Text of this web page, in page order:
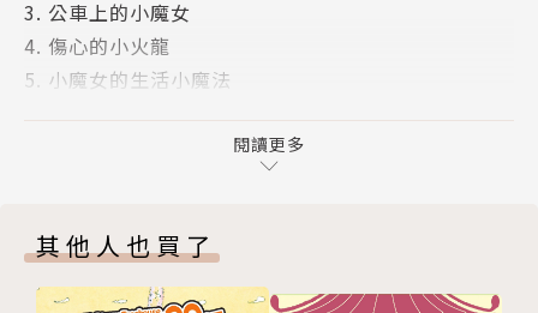
這下可糟了，仇都還沒報，這會兒又變成了一隻青蛙，
恐怕離報仇的日子更加遙遠了。小魔女決定代父出征，
魔女相會之後，會發生什麼事？是糊塗小魔女失了糊塗
魔法打敗了小火龍？還是傷心過度的小火龍意外贏了小
3. 公車上的小魔女
4. 傷心的小火龍
5. 小魔女的生活小魔法
導演（作者）的話 NG片段幕後特輯
閱讀更多
其他人也買了